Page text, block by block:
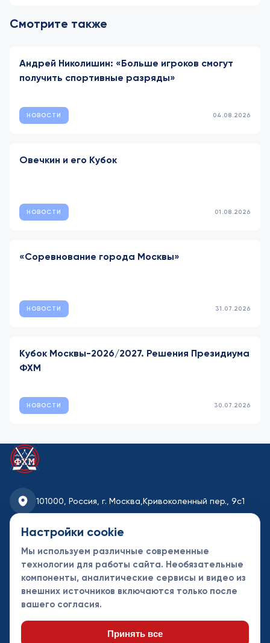
Смотрите также
Андрей Николишин: «Больше игроков смогут
получить спортивные разряды»
НОВОСТИ 04.08.2026
Овечкин и его Кубок
НОВОСТИ 01.08.2026
«Соревнование города Москвы»
НОВОСТИ 31.07.2026
Кубок Москвы-2026/2027. Решения Президиума
ФХМ
НОВОСТИ 30.07.2026
101000, Россия, г. Москва, Кривоколенный пер., 9с1
fhmoscow@mail.ru
8-495-621-35-95
Новости
Турниры
Контакты
партнеры
Настройки cookie
Мы используем различные современные
технологии для работы сайта. Необязательные
компоненты, аналитические сервисы и видео из
внешних источников включаются только после
вашего согласия.
Принять все